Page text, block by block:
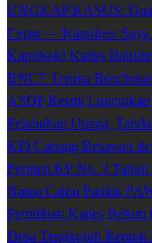
UNGKAP KASUS: Dua
Cepat — Kapolres: Saya
Kapolsek! Kades
BNCT Terima
ASDP Resmi Luncurkan
Pelabuhan Utama,
KPI Cabang Belawan
Permen KP No. 3 Tahun
Nama Calon Panitia
Pemilihan Kades Belum
Desa Tengkujuh Bentuk